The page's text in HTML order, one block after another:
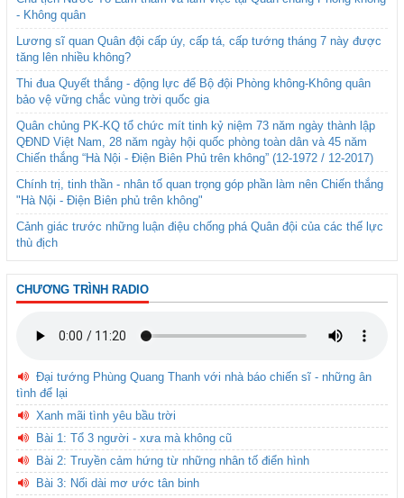
- Không quân
Lương sĩ quan Quân đội cấp úy, cấp tá, cấp tướng tháng 7 này được
tăng lên nhiều không?
Thi đua Quyết thắng - động lực để Bộ đội Phòng không-Không quân
bảo vệ vững chắc vùng trời quốc gia
Quân chủng PK-KQ tổ chức mít tinh kỷ niệm 73 năm ngày thành lập
QĐND Việt Nam, 28 năm ngày hội quốc phòng toàn dân và 45 năm
Chiến thắng “Hà Nội - Điện Biên Phủ trên không” (12-1972 / 12-2017)
Chính trị, tinh thần - nhân tố quan trọng góp phần làm nên Chiến thắng
"Hà Nội - Điện Biên phủ trên không"
Cảnh giác trước những luận điệu chống phá Quân đội của các thế lực
thù địch
CHƯƠNG TRÌNH RADIO
Đại tướng Phùng Quang Thanh với nhà báo chiến sĩ - những ân
tình để lại
Xanh mãi tình yêu bầu trời
Bài 1: Tổ 3 người - xưa mà không cũ
Bài 2: Truyền cảm hứng từ những nhân tố điển hình
Bài 3: Nối dài mơ ước tân binh